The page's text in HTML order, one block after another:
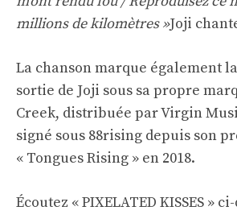
millions de kilomètres »Joji
La chanson marque également
sortie de Joji sous sa propre
Creek, distribuée par Virgin
signé sous 88rising depuis son
« Tongues Rising » en 2018.
Écoutez « PIXELATED KISSES »